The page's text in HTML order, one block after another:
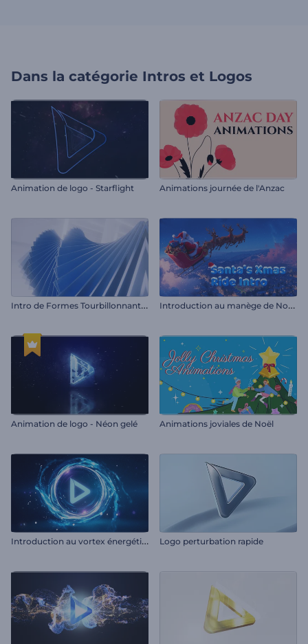
Dans la catégorie Intros et Logos
Animation de logo - Starflight Animations journée de l'Anzac
I
ntro de Formes Tourbillonnantes I
ntroduction au manège de Noël du Père Noël
Animation de logo - Néon gelé Animations joviales de Noël
I
ntroduction au vortex énergétique Logo perturbation rapide